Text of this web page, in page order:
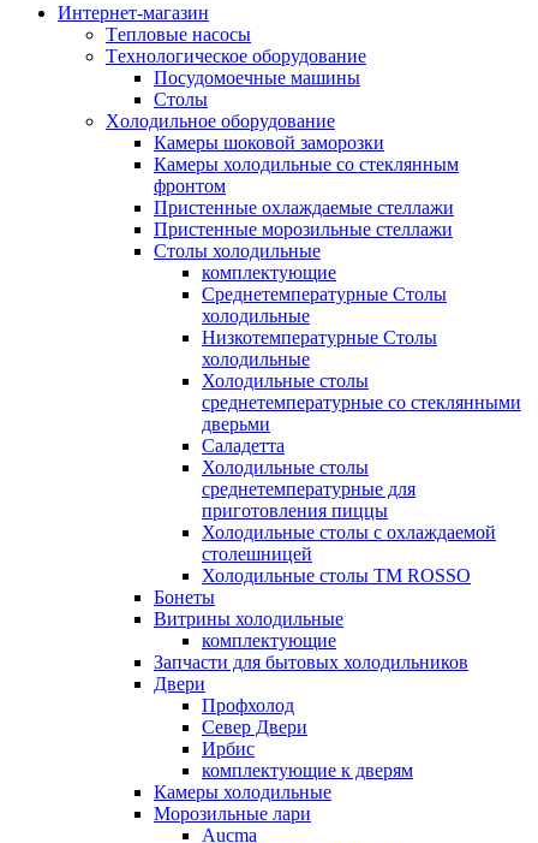
Интернет-магазин
Tепловые насосы
Tехнологическое оборудование
Посудомоечные машины
Столы
Xолодильное оборудование
Камеры шоковой заморозки
Камеры холодильные со стеклянным
фронтом
Пристенные охлаждаемые стеллажи
Пристенные морозильные стеллажи
Столы холодильные
комплектующие
Среднетемпературные Столы
холодильные
Низкотемпературные Столы
холодильные
Холодильные столы
среднетемпературные со стеклянными
дверьми
Саладетта
Холодильные столы
среднетемпературные для
приготовления пиццы
Холодильные столы с охлаждаемой
столешницей
Холодильные столы ТМ ROSSO
Бонеты
Витрины холодильные
комплектующие
Запчасти для бытовых холодильников
Двери
Профхолод
Север Двери
Ирбис
комплектующие к дверям
Камеры холодильные
Морозильные лари
Aucma